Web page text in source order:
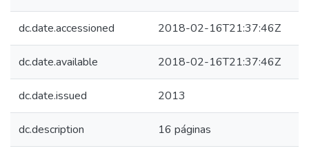
dc.date.accessioned 2018-02-16T21:37:46Z
dc.date.available 2018-02-16T21:37:46Z
dc.date.issued 2013
dc.description 16 páginas